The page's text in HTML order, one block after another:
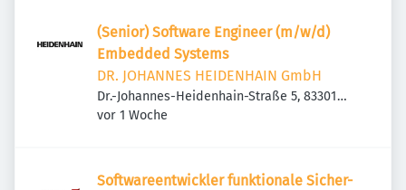
(Senior) Software Engineer (m/w/d)
Embedded Systems
DR. JOHANNES HEIDENHAIN GmbH
Dr.-Johannes-Heidenhain-Straße 5, 83301
Traunreut, Deutschland
Veröffentlicht
vor 1 Woche
Soft­wa­re­ent­wickler funk­ti­o­nale Sicher­